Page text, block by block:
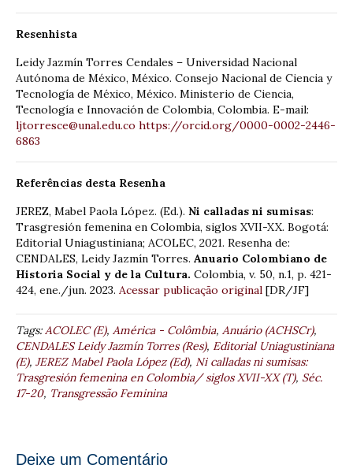
Resenhista
Leidy Jazmín Torres Cendales – Universidad Nacional
Autónoma de México, México. Consejo Nacional de Ciencia y
Tecnología de México, México. Ministerio de Ciencia,
Tecnología e Innovación de Colombia, Colombia. E-mail:
ljtorresce@unal.edu.co https://orcid.org/0000-0002-2446-
6863
Referências desta Resenha
JEREZ, Mabel Paola López. (Ed.). Ni calladas ni sumisas:
Trasgresión femenina en Colombia, siglos XVII-XX. Bogotá:
Editorial Uniagustiniana; ACOLEC, 2021. Resenha de:
CENDALES, Leidy Jazmín Torres. Anuario Colombiano de
Historia Social y de la Cultura. Colombia, v. 50, n.1, p. 421-
424, ene./jun. 2023. Acessar publicação original [DR/JF]
Tags:ACOLEC (E), América - Colômbia, Anuário (ACHSCr),
CENDALES Leidy Jazmín Torres (Res), Editorial Uniagustiniana
(E), JEREZ Mabel Paola López (Ed), Ni calladas ni sumisas:
Trasgresión femenina en Colombia/ siglos XVII-XX (T), Séc.
17-20, Transgressão Feminina
Deixe um Comentário